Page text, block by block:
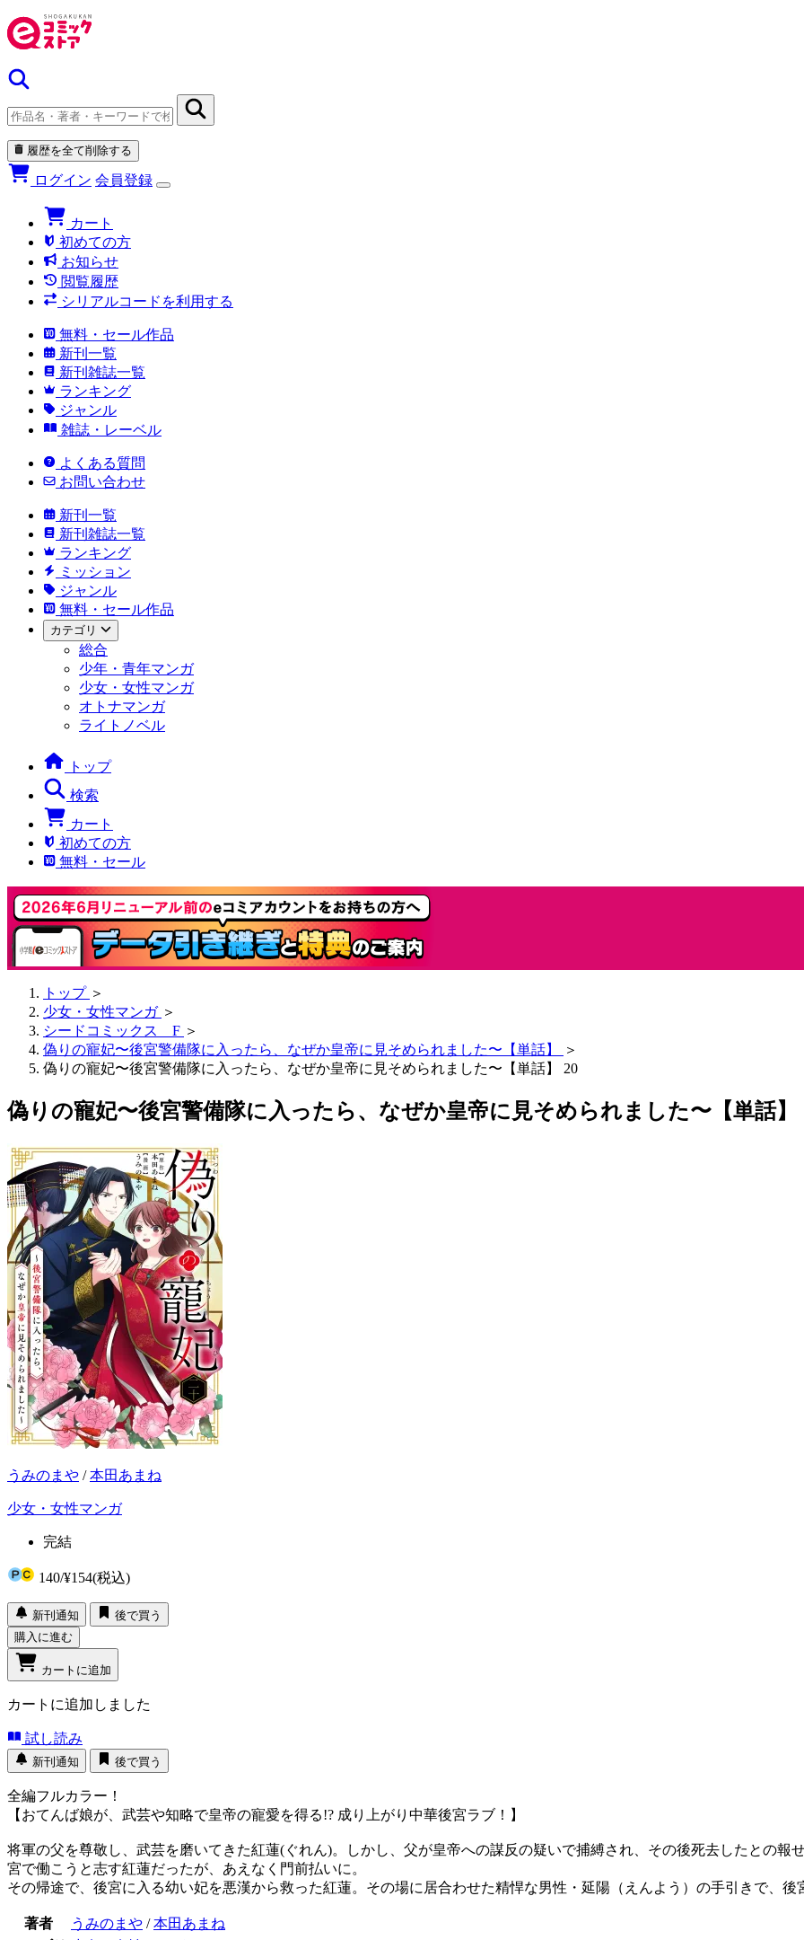
履歴を全て削除する
ログイン 会員登録
カート
初めての方
お知らせ
閲覧履歴
シリアルコードを利用する
無料・セール作品
新刊一覧
新刊雑誌一覧
ランキング
ジャンル
雑誌・レーベル
よくある質問
お問い合わせ
新刊一覧
新刊雑誌一覧
ランキング
ミッション
ジャンル
無料・セール作品
カテゴリ
総合
少年・青年マンガ
少女・女性マンガ
オトナマンガ
ライトノベル
トップ
検索
カート
初めての方
無料・セール
トップ ＞
少女・女性マンガ ＞
シードコミックス F ＞
偽りの寵妃〜後宮警備隊に入ったら、なぜか皇帝に見そめられました〜【単話】
＞
偽りの寵妃〜後宮警備隊に入ったら、なぜか皇帝に見そめられました〜【単話】 20
偽りの寵妃〜後宮警備隊に入ったら、なぜか皇帝に見そめられました〜【単話】
うみのまや /本田あまね
少女・女性マンガ
完結
140/¥154(税込)
新刊通知
後で買う
購入に進む
カートに追加
カートに追加しました
試し読み
新刊通知 後で買う
全編フルカラー！
【おてんば娘が、武芸や知略で皇帝の寵愛を得る!? 成り上がり中華後宮ラブ！】
将軍の父を尊敬し、武芸を磨いてきた紅蓮(ぐれん)。しかし、父が皇帝への謀反の疑いで捕縛され、その後死去したとの報
宮で働こうと志す紅蓮だったが、あえなく門前払いに。
その帰途で、後宮に入る幼い妃を悪漢から救った紅蓮。その場に居合わせた精悍な男性・延陽（えんよう）の手引きで、
著者 うみのまや /本田あまね